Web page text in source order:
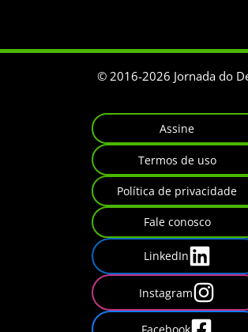
© 2016-2026 Jornada do
Assine
Termos de uso
Política de privacidade
Fale conosco
LinkedIn
Instagram